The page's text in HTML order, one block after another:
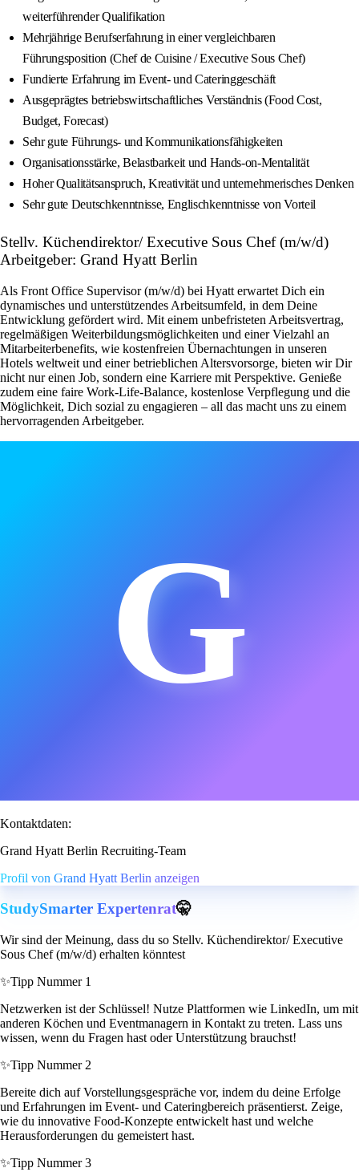
weiterführender Qualifikation
Mehrjährige Berufserfahrung in einer vergleichbaren
Führungsposition (Chef de Cuisine / Executive Sous Chef)
Fundierte Erfahrung im Event- und Cateringgeschäft
Ausgeprägtes betriebswirtschaftliches Verständnis (Food Cost,
Budget, Forecast)
Sehr gute Führungs- und Kommunikationsfähigkeiten
Organisationsstärke, Belastbarkeit und Hands-on-Mentalität
Hoher Qualitätsanspruch, Kreativität und unternehmerisches Denken
Sehr gute Deutschkenntnisse, Englischkenntnisse von Vorteil
Stellv. Küchendirektor/ Executive Sous Chef (m/w/d)
Arbeitgeber: Grand Hyatt Berlin
Als Front Office Supervisor (m/w/d) bei Hyatt erwartet Dich ein
dynamisches und unterstützendes Arbeitsumfeld, in dem Deine
Entwicklung gefördert wird. Mit einem unbefristeten Arbeitsvertrag,
regelmäßigen Weiterbildungsmöglichkeiten und einer Vielzahl an
Mitarbeiterbenefits, wie kostenfreien Übernachtungen in unseren
Hotels weltweit und einer betrieblichen Altersvorsorge, bieten wir Dir
nicht nur einen Job, sondern eine Karriere mit Perspektive. Genieße
zudem eine faire Work-Life-Balance, kostenlose Verpflegung und die
Möglichkeit, Dich sozial zu engagieren – all das macht uns zu einem
hervorragenden Arbeitgeber.
G
Kontaktdaten:
Grand Hyatt Berlin Recruiting-Team
Profil von Grand Hyatt Berlin anzeigen
StudySmarter Expertenrat🤫
Wir sind der Meinung, dass du so Stellv. Küchendirektor/ Executive
Sous Chef (m/w/d) erhalten könntest
✨Tipp Nummer 1
Netzwerken ist der Schlüssel! Nutze Plattformen wie LinkedIn, um mit
anderen Köchen und Eventmanagern in Kontakt zu treten. Lass uns
wissen, wenn du Fragen hast oder Unterstützung brauchst!
✨Tipp Nummer 2
Bereite dich auf Vorstellungsgespräche vor, indem du deine Erfolge
und Erfahrungen im Event- und Cateringbereich präsentierst. Zeige,
wie du innovative Food-Konzepte entwickelt hast und welche
Herausforderungen du gemeistert hast.
✨Tipp Nummer 3